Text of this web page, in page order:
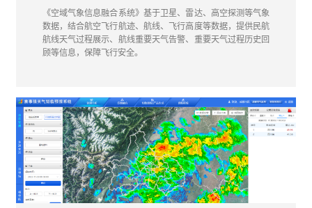
《空域气象信息融合系统》基于卫星、雷达、高空探测等气象
数据，结合航空飞行航迹、航线、飞行高度等数据，提供民航
航线天气过程展示、航线重要天气告警、重要天气过程历史回
顾等信息，保障飞行安全。